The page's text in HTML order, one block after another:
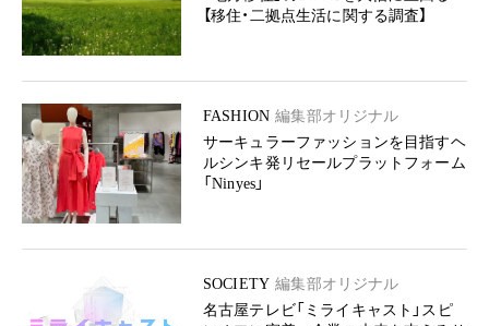
【移住・二拠点生活に関する調査】
FASHION 編集部オリジナル
サーキュラーファッションを目指すヘ
ルシンキ発リセールプラットフォーム
「Ninyes」
SOCIETY 編集部オリジナル
名古屋テレビ「ミライキャスト」スピ